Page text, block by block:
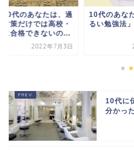
10代のあなたは、過
対策だけでは高校・
に合格できないの...
2022年7月3日
10代のあな
るい勉強法
10代に
分かっ